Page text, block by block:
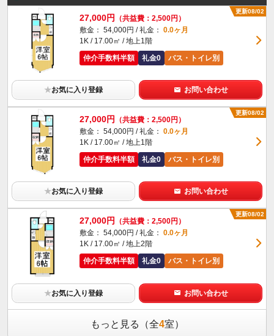
更新08/02
27,000円
（共益費：2,500円）
敷金： 54,000円 / 礼金： 0.0ヶ月
1K / 17.00㎡ / 地上1階
仲介手数料半額
礼金0 バス・トイレ別
★お気に入り登録 お問い合わせ
更新08/02
27,000円
（共益費：2,500円）
敷金： 54,000円 / 礼金： 0.0ヶ月
1K / 17.00㎡ / 地上1階
仲介手数料半額
礼金0 バス・トイレ別
★お気に入り登録 お問い合わせ
更新08/02
27,000円
（共益費：2,500円）
敷金： 54,000円 / 礼金： 0.0ヶ月
1K / 17.00㎡ / 地上2階
仲介手数料半額
礼金0 バス・トイレ別
★お気に入り登録 お問い合わせ
もっと見る（全4室）